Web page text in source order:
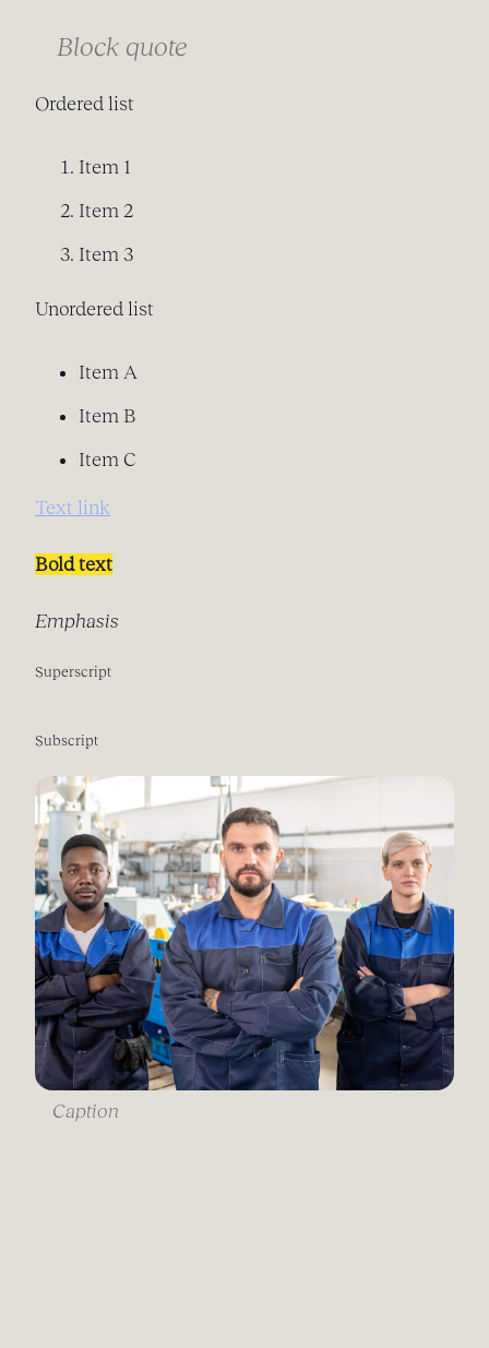
Block quote
Ordered list
Item 1
Item 2
Item 3
Unordered list
Item A
Item B
Item C
Text link
Bold text
Emphasis
Superscript
Subscript
Caption